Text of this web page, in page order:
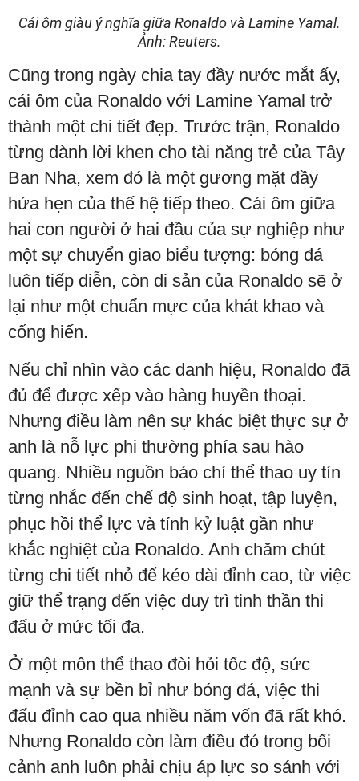
Cái ôm giàu ý nghĩa giữa Ronaldo và Lamine Yamal.
Ảnh: Reuters.
Cũng trong ngày chia tay đầy nước mắt ấy,
cái ôm của Ronaldo với Lamine Yamal trở
thành một chi tiết đẹp. Trước trận, Ronaldo
từng dành lời khen cho tài năng trẻ của Tây
Ban Nha, xem đó là một gương mặt đầy
hứa hẹn của thế hệ tiếp theo. Cái ôm giữa
hai con người ở hai đầu của sự nghiệp như
một sự chuyển giao biểu tượng: bóng đá
luôn tiếp diễn, còn di sản của Ronaldo sẽ ở
lại như một chuẩn mực của khát khao và
cống hiến.
Nếu chỉ nhìn vào các danh hiệu, Ronaldo đã
đủ để được xếp vào hàng huyền thoại.
Nhưng điều làm nên sự khác biệt thực sự ở
anh là nỗ lực phi thường phía sau hào
quang. Nhiều nguồn báo chí thể thao uy tín
từng nhắc đến chế độ sinh hoạt, tập luyện,
phục hồi thể lực và tính kỷ luật gần như
khắc nghiệt của Ronaldo. Anh chăm chút
từng chi tiết nhỏ để kéo dài đỉnh cao, từ việc
giữ thể trạng đến việc duy trì tinh thần thi
đấu ở mức tối đa.
Ở một môn thể thao đòi hỏi tốc độ, sức
mạnh và sự bền bỉ như bóng đá, việc thi
đấu đỉnh cao qua nhiều năm vốn đã rất khó.
Nhưng Ronaldo còn làm điều đó trong bối
cảnh anh luôn phải chịu áp lực so sánh với